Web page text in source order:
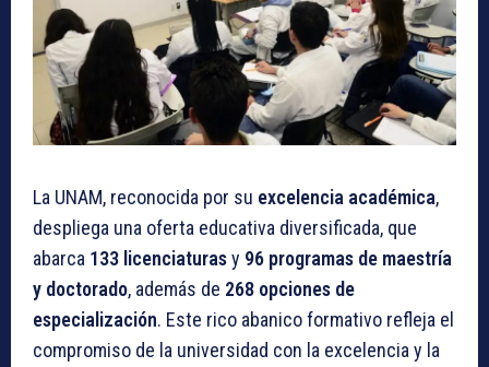
La UNAM, reconocida por su excelencia académica,
despliega una oferta educativa diversificada, que
abarca 133 licenciaturasy 96 programas de maestría
y doctorado, además de 268 opciones de
especialización. Este rico abanico formativo refleja el
compromiso de la universidad con la excelencia y la